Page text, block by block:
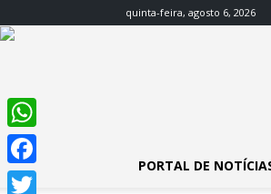
quinta-feira, agosto 6, 2026
PORTAL DE
WhatsApp
Facebook